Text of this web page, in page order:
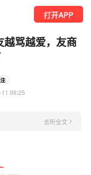
打开APP
骂越爱，友商
11 06:25
去听全文